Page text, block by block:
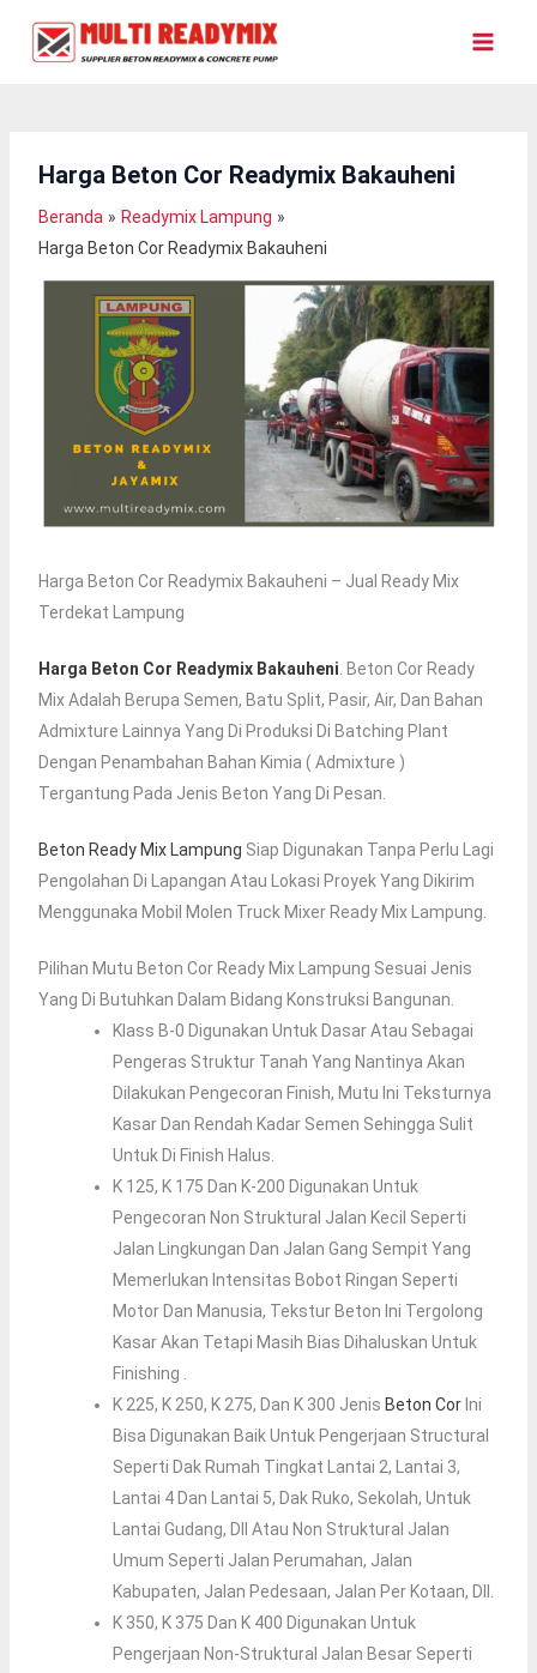
Harga Beton Cor Readymix Bakauheni
Beranda
Readymix Lampung
Harga Beton Cor Readymix Bakauheni
Harga Beton Cor Readymix Bakauheni – Jual Ready Mix
Terdekat Lampung
Harga Beton Cor Readymix Bakauheni . Beton Cor Ready
Mix Adalah Berupa Semen, Batu Split, Pasir, Air, Dan Bahan
Admixture Lainnya Yang Di Produksi Di Batching Plant
Dengan Penambahan Bahan Kimia ( Admixture )
Tergantung Pada Jenis Beton Yang Di Pesan.
Beton Ready Mix Lampung Siap Digunakan Tanpa Perlu Lagi
Pengolahan Di Lapangan Atau Lokasi Proyek Yang Dikirim
Menggunaka Mobil Molen Truck Mixer Ready Mix Lampung.
Pilihan Mutu Beton Cor Ready Mix Lampung Sesuai Jenis
Yang Di Butuhkan Dalam Bidang Konstruksi Bangunan.
Klass B-0 Digunakan Untuk Dasar Atau Sebagai
Pengeras Struktur Tanah Yang Nantinya Akan
Dilakukan Pengecoran Finish, Mutu Ini Teksturnya
Kasar Dan Rendah Kadar Semen Sehingga Sulit
Untuk Di Finish Halus.
K 125, K 175 Dan K-200 Digunakan Untuk
Pengecoran Non Struktural Jalan Kecil Seperti
Jalan Lingkungan Dan Jalan Gang Sempit Yang
Memerlukan Intensitas Bobot Ringan Seperti
Motor Dan Manusia, Tekstur Beton Ini Tergolong
Kasar Akan Tetapi Masih Bias Dihaluskan Untuk
Finishing .
K 225, K 250, K 275, Dan K 300 Jenis Beton CorIni
Bisa Digunakan Baik Untuk Pengerjaan Structural
Seperti Dak Rumah Tingkat Lantai 2, Lantai 3,
Lantai 4 Dan Lantai 5, Dak Ruko, Sekolah, Untuk
Lantai Gudang, Dll Atau Non Struktural Jalan
Umum Seperti Jalan Perumahan, Jalan
Kabupaten, Jalan Pedesaan, Jalan Per Kotaan, Dll.
K 350, K 375 Dan K 400 Digunakan Untuk
Pengerjaan Non-Struktural Jalan Besar Seperti